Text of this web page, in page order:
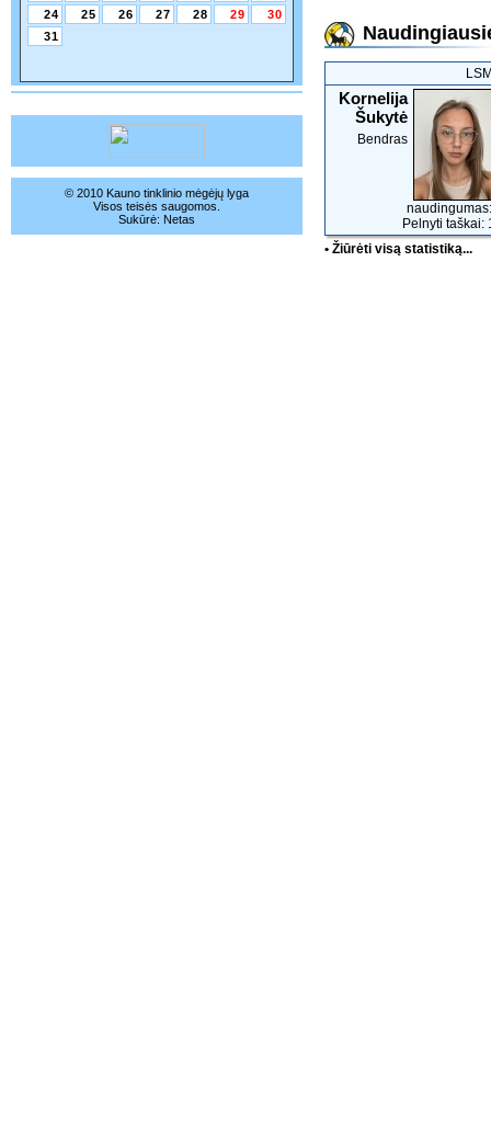
24
25 26 27 28 29
30
31
© 2010 Kauno tinklinio mėgėjų lyga
Visos teisės saugomos.
Sukūrė: Netas
Kornelija
Šukytė
Bendras
Pelnyti taškai:
• Žiūrėti visą statistiką...